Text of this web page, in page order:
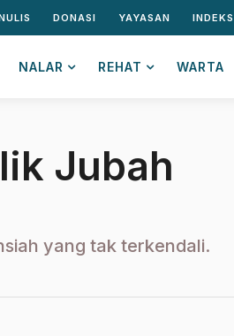
DONASI YAYASAN INDEKS
NALAR REHAT WARTA
Jubah
yang tak terkendali.